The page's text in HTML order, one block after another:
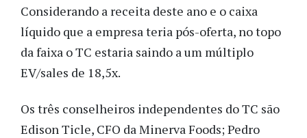
Considerando a receita deste ano e o caixa
líquido que a empresa teria pós-oferta, no topo
da faixa o TC estaria saindo a um múltiplo
EV/sales de 18,5x.
Os três conselheiros independentes do TC são
Edison Ticle, CFO da Minerva Foods; Pedro